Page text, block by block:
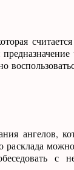
ангелов,
расклада
с